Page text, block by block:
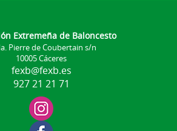
Extremeña de Baloncesto
Pierre de Coubertain s/n
10005 Cáceres
fexb@fexb.es
927 21 21 71